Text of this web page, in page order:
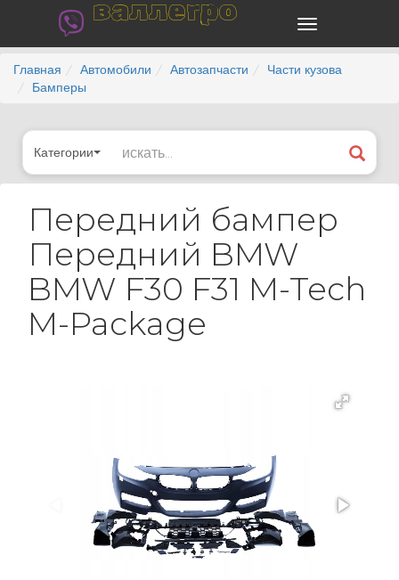
валлегро
Главная Автомобили Автозапчасти
Части кузова
Бамперы
Категории
Передний бампер
Передний BMW
BMW F30 F31 M-Tech
M-Package